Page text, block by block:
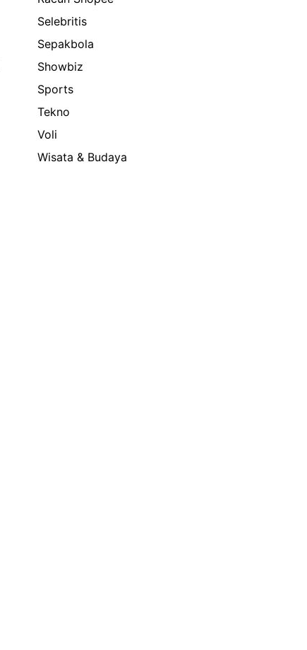
Selebritis
Sepakbola
Showbiz
Sports
Tekno
Voli
Wisata & Budaya